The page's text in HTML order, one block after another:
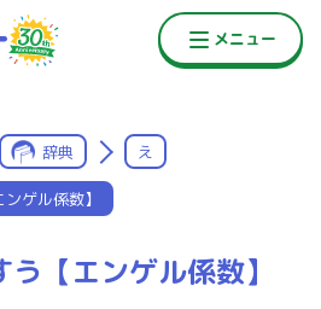
辞典 え
ゲル係数】
【エンゲル係数】